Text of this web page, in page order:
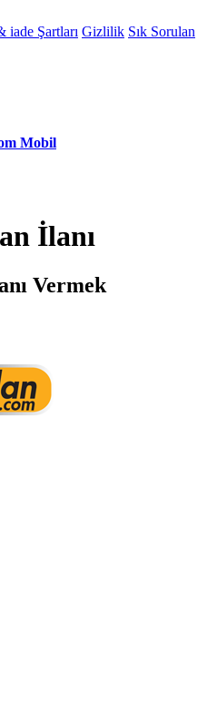
iade Şartları Gizlilik Sık Sorulan
Mobil
İlanı
Vermek